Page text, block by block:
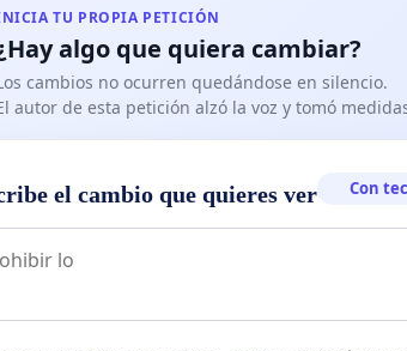
TU PROPIA PETICIÓN
algo que quiera cambiar?
cambios no ocurren quedándose en silencio.
autor de esta petición alzó la voz y tomó
el cambio que quieres ver Con